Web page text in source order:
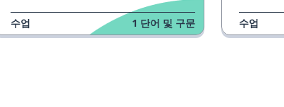
수업 1 단어 및 구문 수업